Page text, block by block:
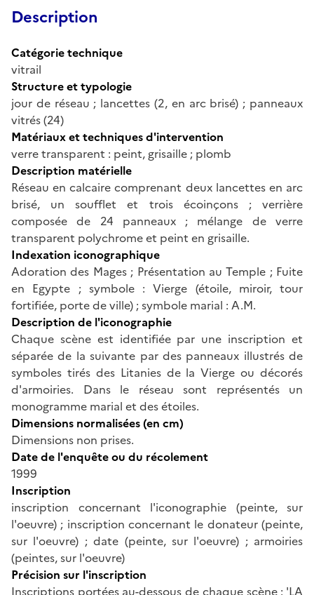
Description
Catégorie technique
vitrail
Structure et typologie
jour de réseau ; lancettes (2, en arc brisé) ; panneaux
vitrés (24)
Matériaux et techniques d'intervention
verre transparent : peint, grisaille ; plomb
Description matérielle
Réseau en calcaire comprenant deux lancettes en arc
brisé, un soufflet et trois écoinçons ; verrière
composée de 24 panneaux ; mélange de verre
transparent polychrome et peint en grisaille.
Indexation iconographique
Adoration des Mages ; Présentation au Temple ; Fuite
en Egypte ; symbole : Vierge (étoile, miroir, tour
fortifiée, porte de ville) ; symbole marial : A.M.
Description de l'iconographie
Chaque scène est identifiée par une inscription et
séparée de la suivante par des panneaux illustrés de
symboles tirés des Litanies de la Vierge ou décorés
d'armoiries. Dans le réseau sont représentés un
monogramme marial et des étoiles.
Dimensions normalisées (en cm)
Dimensions non prises.
Date de l'enquête ou du récolement
1999
Inscription
inscription concernant l'iconographie (peinte, sur
l'oeuvre) ; inscription concernant le donateur (peinte,
sur l'oeuvre) ; date (peinte, sur l'oeuvre) ; armoiries
(peintes, sur l'oeuvre)
Précision sur l'inscription
Inscriptions portées au-dessous de chaque scène : 'LA